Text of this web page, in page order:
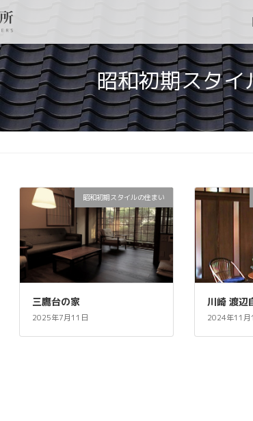
昭和初期スタイ
昭和初期スタイルの住まい
三鷹台の家
2025年7月11日
川崎 渡辺
2024年11月